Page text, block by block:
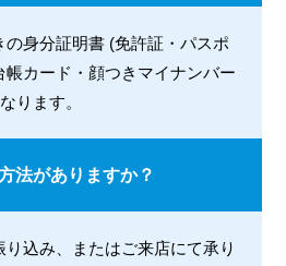
の身分証明書 (免許証・パスポ
帳カード・顔つきマイナンバー
ります。
法がありますか？
り込み、またはご来店にて承り